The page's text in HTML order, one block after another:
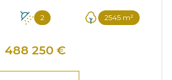
2 2545 m²
488 250 €